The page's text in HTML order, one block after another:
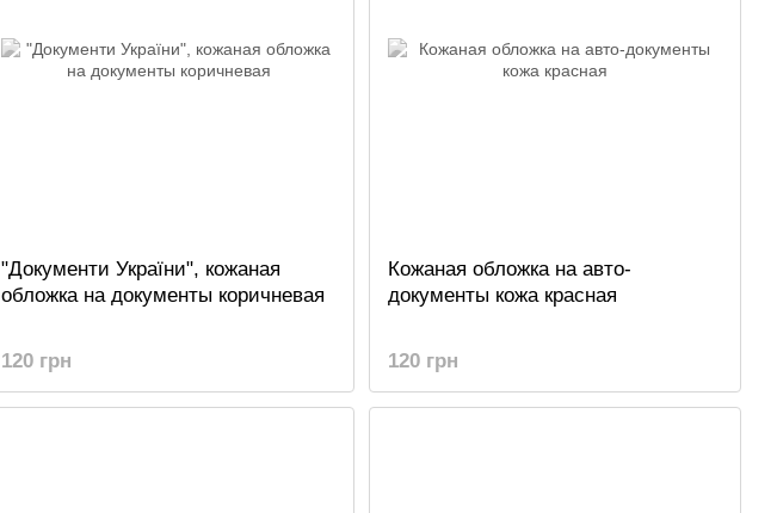
"Документи України", кожаная
обложка на документы коричневая
120 грн
Кожаная обложка на авто-
документы кожа красная
120 грн